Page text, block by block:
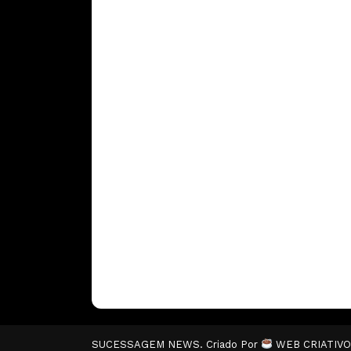
SUCESSAGEM NEWS. Criado Por WEB